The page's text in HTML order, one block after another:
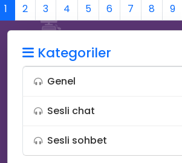
💻
1 2 3 4 5 6 7 8 9
Kategoriler
Genel
Sesli chat
Sesli sohbet